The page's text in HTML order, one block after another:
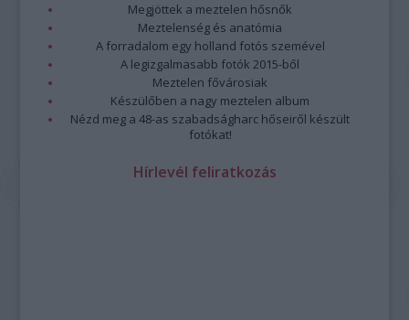
Megjöttek a meztelen hősnők
Meztelenség és anatómia
A forradalom egy holland fotós szemével
A legizgalmasabb fotók 2015-ből
Meztelen fővárosiak
Készülőben a nagy meztelen album
Nézd meg a 48-as szabadságharc hőseiről készült
fotókat!
Hírlevél feliratkozás